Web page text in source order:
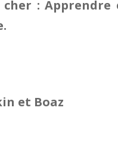
: Apprendre
et Boaz